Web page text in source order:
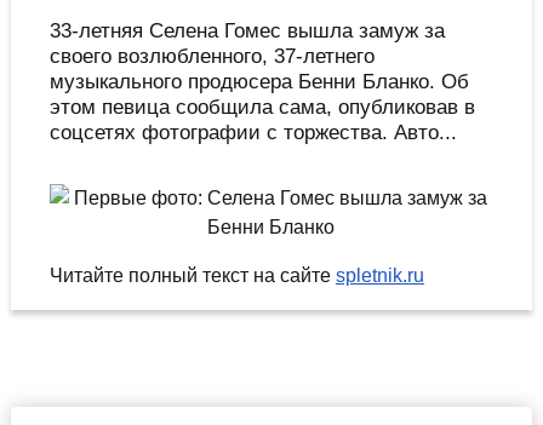
33-летняя Селена Гомес вышла замуж за
своего возлюбленного, 37-летнего
музыкального продюсера Бенни Бланко. Об
этом певица сообщила сама, опубликовав в
соцсетях фотографии с торжества. Авто...
Читайте полный текст на сайте spletnik.ru